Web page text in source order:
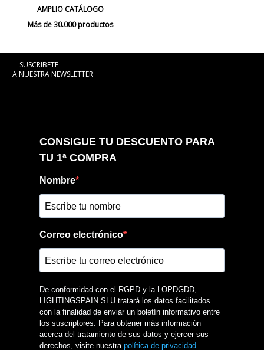
AMPLIO CATÁLOGO
Más de 30.000 productos
SUSCRIBETE
A NUESTRA NEWSLETTER